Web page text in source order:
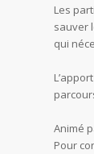
Les
sauver
qui
Animé
Pour